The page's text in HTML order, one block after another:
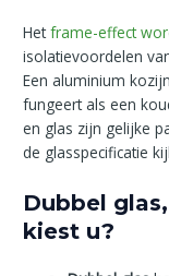
Hetframe-effect
isolatievoordelen
Een aluminium
fungeert als een
en glas zijn gelijke
de glasspecificatie
Dubbel
kiest u?